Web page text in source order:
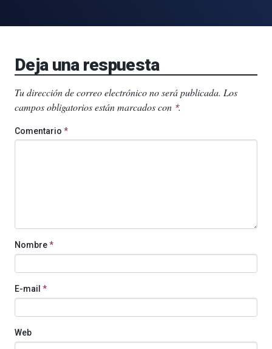
Deja una respuesta
Tu dirección de correo electrónico no será publicada. Los
campos obligatorios están marcados con *.
Comentario *
Nombre*
E-mail *
Web